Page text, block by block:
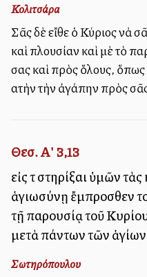
Κολιτσάρα
Σᾶς δὲ εἴθε ὁ Κύριος νὰ
καὶ πλουσίαν καὶ μὲ τὸ
σας καὶ πρὸς ὅλους,
αὐτὴν τὴν ἀγάπην πρὸς
Θεσ. Α' 3,13
εἰς τὸ στηρίξαι ὑμῶν
ἁγιωσύνῃ ἔμπροσθεν
τῇ παρουσίᾳ τοῦ
μετὰ πάντων τῶν
Σωτηρόπουλου